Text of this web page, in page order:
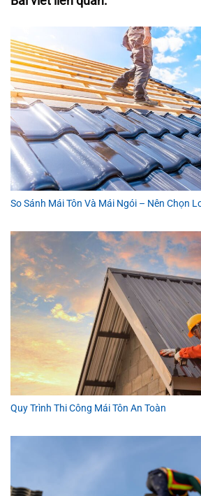
So Sánh Mái Tôn Và Mái Ngói – Nên Chọn
Quy Trình Thi Công Mái Tôn An Toàn